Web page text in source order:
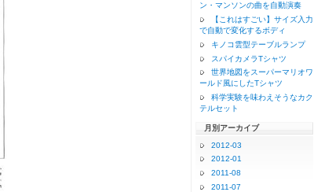
ン・マンソンの曲を自動演奏
【これはすごい】サイズ入力
で自動で変化するボディ
キノコ雲型テーブルランプ
スパイカメラTシャツ
世界地図をスーパーマリオワ
ールド風にしたTシャツ
科学実験を味わえそうなカク
テルセット
月別アーカイブ
2012-03
2012-01
2011-08
2011-07